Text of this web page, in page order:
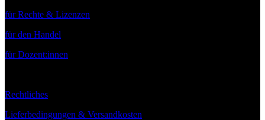
für Rechte & Lizenzen
für den Handel
für Dozent:innen
Rechtliches
Lieferbedingungen & Versandkosten